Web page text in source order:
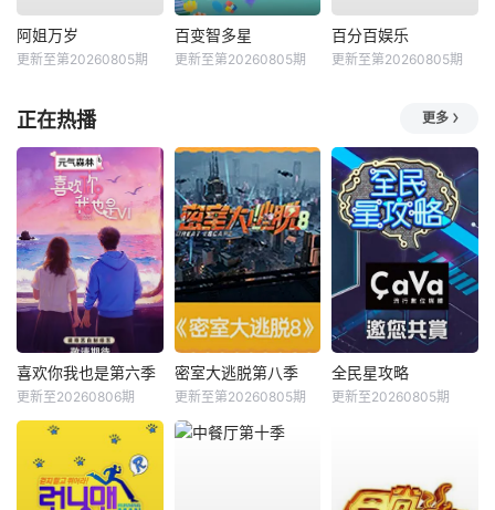
阿姐万岁
更新至第20260805期
百变智多星
更新至第20260805期
百分百娱乐
更新至第20260805期
正在热播 更多
喜欢你我也是第六季
更新至20260806期
密室大逃脱第八季
更新至第20260805期
全民星攻略
更新至20260805期